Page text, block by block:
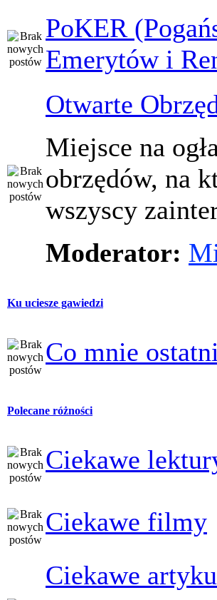
PoKER
Emerytów i
Otwarte
Miejsce na
obrzędów, na
wszyscy
Moderator:
Ku uciesze gawiedzi
Co mnie
Polecane różności
Ciekawe
Ciekawe filmy
Ciekawe